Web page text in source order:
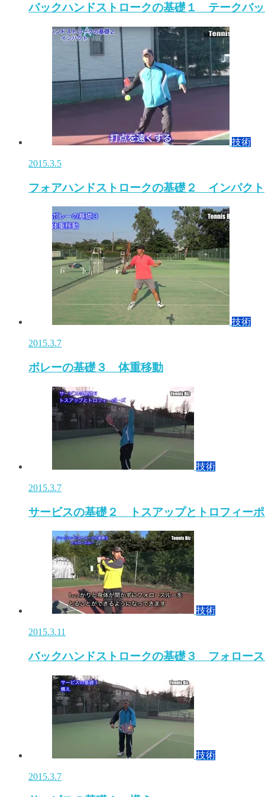
バックハンドストロークの基礎１ テークバ
技術
2015.3.5
フォアハンドストロークの基礎２ インパクト
技術
2015.3.7
ボレーの基礎３ 体重移動
技術
2015.3.7
サービスの基礎２ トスアップとトロフィー
技術
2015.3.11
バックハンドストロークの基礎３ フォロー
技術
2015.3.7